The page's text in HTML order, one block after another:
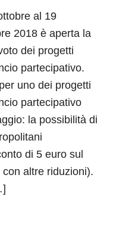
al 19
2018 è aperta la
dei progetti
partecipativo.
uno dei progetti
partecipativo
la possibilità di
di 5 euro sul
altre riduzioni).